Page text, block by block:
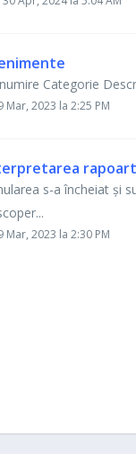
Categorie
Mar, 2023 la 2:25 PM
s-a încheiat și
Mar, 2023 la 2:30 PM